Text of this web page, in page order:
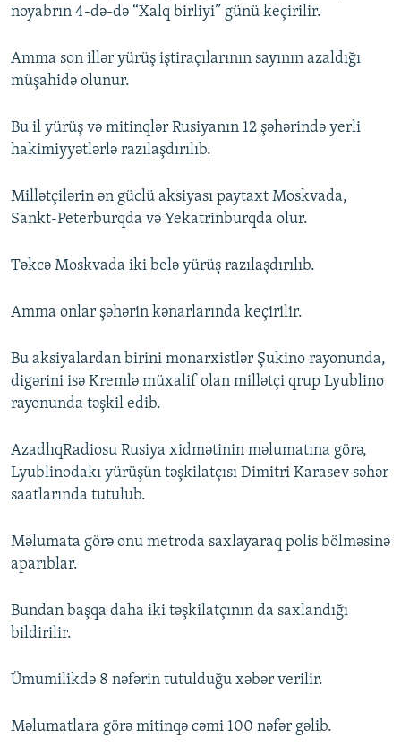
noyabrın 4-də-də “Xalq birliyi” günü keçirilir.
Amma son illər yürüş iştiraçılarının sayının azaldığı
müşahidə olunur.
Bu il yürüş və mitinqlər Rusiyanın 12 şəhərində yerli
hakimiyyətlərlə razılaşdırılıb.
Millətçilərin ən güclü aksiyası paytaxt Moskvada,
Sankt-Peterburqda və Yekatrinburqda olur.
Təkcə Moskvada iki belə yürüş razılaşdırılıb.
Amma onlar şəhərin kənarlarında keçirilir.
Bu aksiyalardan birini monarxistlər Şukino rayonunda,
digərini isə Kremlə müxalif olan millətçi qrup Lyublino
rayonunda təşkil edib.
AzadlıqRadiosu Rusiya xidmətinin məlumatına görə,
Lyublinodakı yürüşün təşkilatçısı Dimitri Karasev səhər
saatlarında tutulub.
Məlumata görə onu metroda saxlayaraq polis bölməsinə
aparıblar.
Bundan başqa daha iki təşkilatçının da saxlandığı
bildirilir.
Ümumilikdə 8 nəfərin tutulduğu xəbər verilir.
Məlumatlara görə mitinqə cəmi 100 nəfər gəlib.